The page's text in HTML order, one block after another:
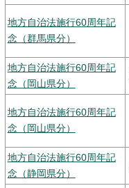
地方自治法施行60周年記
念（群馬県分）
地方自治法施行60周年記
念（岡山県分）
地方自治法施行60周年記
念（岡山県分）
地方自治法施行60周年記
念（静岡県分）